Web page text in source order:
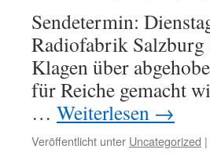
Sendetermin:
Radiofabrik Salzburg
Klagen über
für Reiche gemacht
… Weiterlesen →
Veröffentlicht unter Uncategorized |